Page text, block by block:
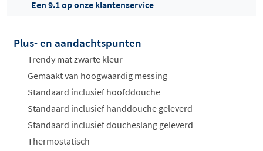
Offertes
ophalen...
Een 9.1 op onze klantenservice
Plus- en aandachtspunten
Trendy mat zwarte kleur
Gemaakt van hoogwaardig messing
Standaard inclusief hoofddouche
Standaard inclusief handdouche geleverd
Standaard inclusief doucheslang geleverd
Thermostatisch